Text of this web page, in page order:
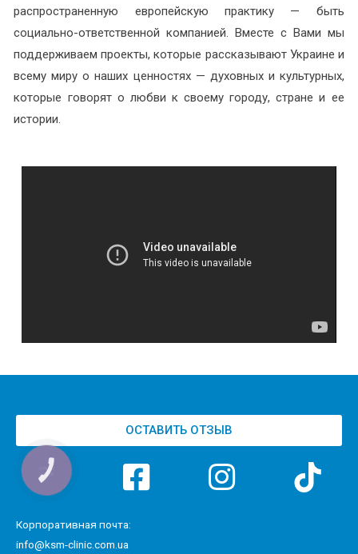
распространенную европейскую практику — быть
социально-ответственной компанией. Вместе с Вами мы
поддерживаем проекты, которые рассказывают Украине и
всему миру о наших ценностях — духовных и культурных,
которые говорят о любви к своему городу, стране и ее
истории.
ОСТАВИТЬ ОТЗЫВ
Корпоративная почта:
info@ksm-clinic.com.ua